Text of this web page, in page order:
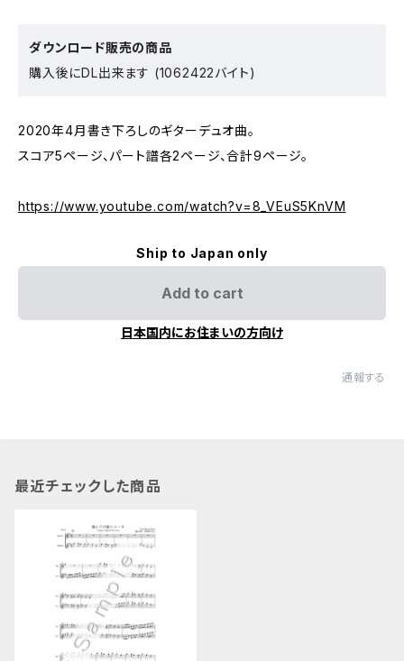
ダウンロード販売の商品
購入後にDL出来ます (1062422バイト)
2020年4月書き下ろしのギターデュオ曲。
スコア5ページ、パート譜各2ページ、合計9ページ。
https://www.youtube.com/watch?v=8_VEuS5KnVM
Ship to Japan only
Add to cart
日本国内にお住まいの方向け
通報する
最近チェックした商品